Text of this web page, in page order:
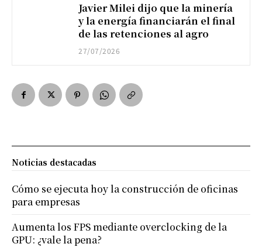
Javier Milei dijo que la minería
y la energía financiarán el final
de las retenciones al agro
27/07/2026
Noticias destacadas
Cómo se ejecuta hoy la construcción de oficinas
para empresas
Aumenta los FPS mediante overclocking de la
GPU: ¿vale la pena?